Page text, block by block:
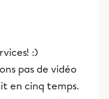
:)
pas de vidéo
en cinq temps.